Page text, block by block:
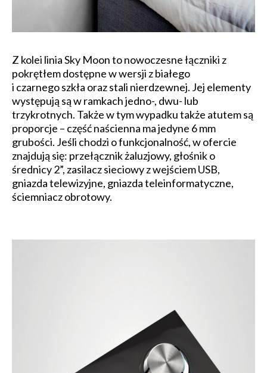
Z kolei linia Sky Moon to nowoczesne łączniki z
pokrętłem dostępne w wersji z białego
i czarnego szkła oraz stali nierdzewnej. Jej elementy
występują są w ramkach jedno-, dwu- lub
trzykrotnych. Także w tym wypadku także atutem są
proporcje – część naścienna ma jedyne 6 mm
grubości. Jeśli chodzi o funkcjonalność, w ofercie
znajdują się: przełącznik żaluzjowy, głośnik o
średnicy 2”, zasilacz sieciowy z wejściem USB,
gniazda telewizyjne, gniazda teleinformatyczne,
ściemniacz obrotowy.